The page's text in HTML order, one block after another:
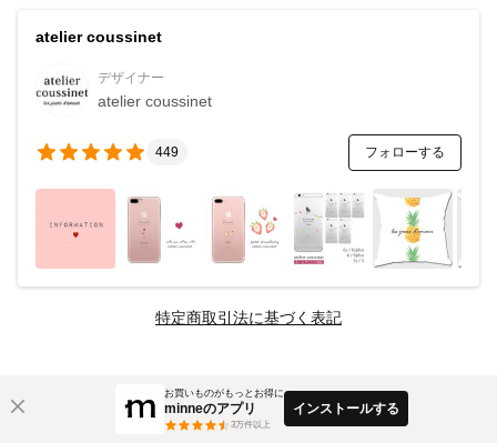
atelier coussinet
デザイナー
atelier coussinet
449 フォローする
特定商取引法に基づく表記
お買いものがもっとお得に
minneのアプリ
3万件以上
インストールする